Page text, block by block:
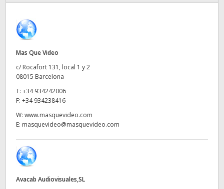
Germany
Hong Kong SAR, China
India
Italy
Mexico
Mas Que Video
c/ Rocafort 131, local 1 y 2
08015 Barcelona
T: +34 934242006
F: +34 934238416
W: www.masquevideo.com
E: masquevideo@masquevideo.com
Avacab Audiovisuales,SL